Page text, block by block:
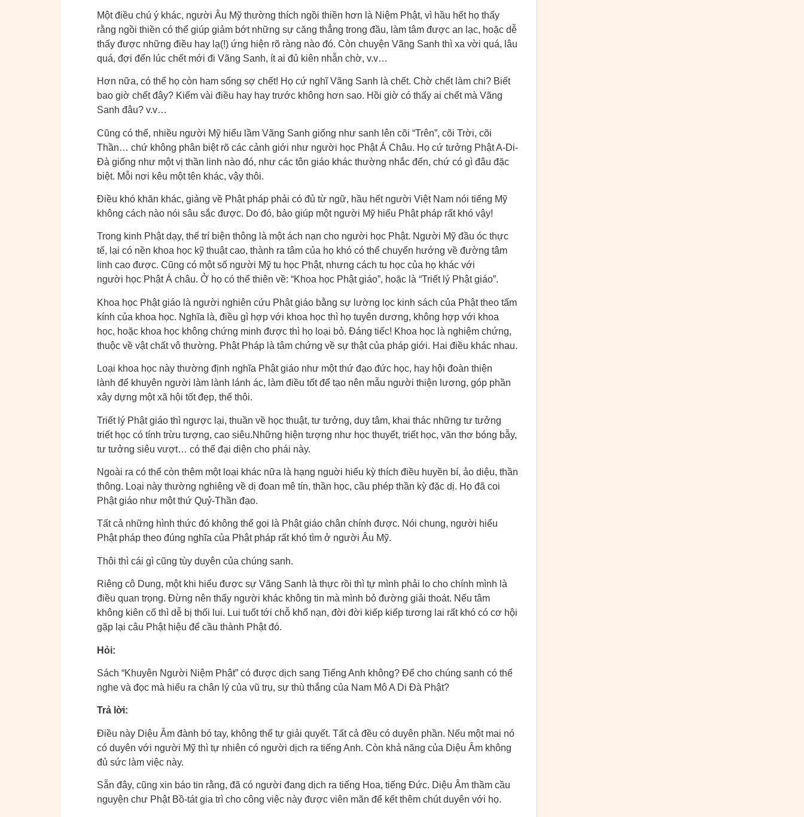
Một điều chú ý khác, người Âu Mỹ thường thích ngồi thiền hơn là Niệm Phật, vì hầu hết họ thấy
rằng ngồi thiền có thể giúp giảm bớt những sự căng thẳng trong đầu, làm tâm được an lạc, hoặc dễ
thấy được những điều hay lạ(!) ứng hiện rõ ràng nào đó. Còn chuyện Vãng Sanh thì xa vời quá, lâu
quá, đợi đến lúc chết mới đi Vãng Sanh, ít ai đủ kiên nhẫn chờ, v.v…
Hơn nữa, có thể họ còn ham sống sợ chết! Họ cứ nghĩ Vãng Sanh là chết. Chờ chết làm chi? Biết
bao giờ chết đây? Kiếm vài điều hay hay trước không hơn sao. Hồi giờ có thấy ai chết mà Vãng
Sanh đâu? v.v…
Cũng có thể, nhiều người Mỹ hiểu lầm Vãng Sanh giống như sanh lên cõi “Trên”, cõi Trời, cõi
Thần… chứ không phân biệt rõ các cảnh giới như người học Phật Á Châu. Họ cứ tưởng Phật A-Di-
Đà giống như một vị thần linh nào đó, như các tôn giáo khác thường nhắc đến, chứ có gì đâu đặc
biệt. Mỗi nơi kêu một tên khác, vậy thôi.
Điều khó khăn khác, giảng về Phật pháp phải có đủ từ ngữ, hầu hết người Việt Nam nói tiếng Mỹ
không cách nào nói sâu sắc được. Do đó, bảo giúp một người Mỹ hiểu Phật pháp rất khó vậy!
Trong kinh Phật dạy, thế trí biện thông là một ách nạn cho người học Phật. Người Mỹ đầu óc thực
tế, lại có nền khoa học kỹ thuật cao, thành ra tâm của họ khó có thể chuyển hướng về đường tâm
linh cao được. Cũng có một số người Mỹ tu học Phật, nhưng cách tu học của họ khác với
người học Phật Á châu. Ở họ có thể thiên về: “Khoa học Phật giáo”, hoặc là “Triết lý Phật giáo”.
Khoa học Phật giáo là người nghiên cứu Phật giáo bằng sự lường lọc kinh sách của Phật theo tấm
kính của khoa học. Nghĩa là, điều gì hợp với khoa học thì họ tuyên dương, không hợp với khoa
học, hoặc khoa học không chứng minh được thì họ loại bỏ. Đáng tiếc! Khoa học là nghiệm chứng,
thuộc về vật chất vô thường. Phật Pháp là tâm chứng về sự thật của pháp giới. Hai điều khác nhau.
Loại khoa học này thường định nghĩa Phật giáo như một thứ đạo đức học, hay hội đoàn thiện
lành để khuyên người làm lành lánh ác, làm điều tốt để tạo nên mẫu người thiện lương, góp phần
xây dựng một xã hội tốt đẹp, thế thôi.
Triết lý Phật giáo thì ngược lại, thuần về học thuật, tư tưởng, duy tâm, khai thác những tư tưởng
triết học có tính trừu tượng, cao siêu.Những hiện tượng như học thuyết, triết học, văn thơ bóng bẫy,
tư tưởng siêu vượt… có thể đại diện cho phái này.
Ngoài ra có thể còn thêm một loại khác nữa là hạng nguời hiếu kỳ thích điều huyền bí, ảo diệu, thần
thông. Loại này thường nghiêng về dị đoan mê tín, thần học, cầu phép thần kỳ đặc dị. Họ đã coi
Phật giáo như một thứ Quỷ-Thần đạo.
Tất cả những hình thức đó không thể gọi là Phật giáo chân chính được. Nói chung, người hiểu
Phật pháp theo đúng nghĩa của Phật pháp rất khó tìm ở người Âu Mỹ.
Thôi thì cái gì cũng tùy duyên của chúng sanh.
Riêng cô Dung, một khi hiểu được sự Vãng Sanh là thực rồi thì tự mình phải lo cho chính mình là
điều quan trọng. Đừng nên thấy người khác không tin mà mình bỏ đường giải thoát. Nếu tâm
không kiên cố thì dễ bị thối lui. Lui tuốt tới chỗ khổ nạn, đời đời kiếp kiếp tương lai rất khó có cơ hội
gặp lại câu Phật hiệu để cầu thành Phật đó.
Hỏi:
Sách “Khuyên Người Niệm Phật” có được dịch sang Tiếng Anh không? Để cho chúng sanh có thể
nghe và đọc mà hiểu ra chân lý của vũ trụ, sự thù thắng của Nam Mô A Di Đà Phật?
Trả lời:
Điều này Diệu Âm đành bó tay, không thể tự giải quyết. Tất cả đều có duyên phần. Nếu một mai nó
có duyên với người Mỹ thì tự nhiên có người dịch ra tiếng Anh. Còn khả năng của Diệu Âm không
đủ sức làm việc này.
Sẵn đây, cũng xin báo tin rằng, đã có người đang dịch ra tiếng Hoa, tiếng Đức. Diệu Âm thầm cầu
nguyện chư Phật Bồ-tát gia trì cho công việc này được viên mãn để kết thêm chút duyên với họ.